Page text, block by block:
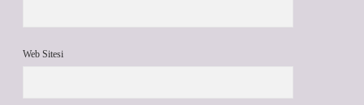
Web Sitesi